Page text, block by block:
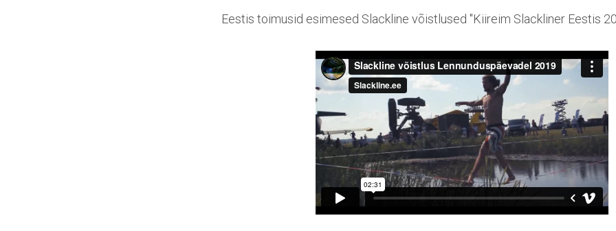
Eestis toimusid esimesed Slackline võistlused ''Kiireim Slackliner Eestis